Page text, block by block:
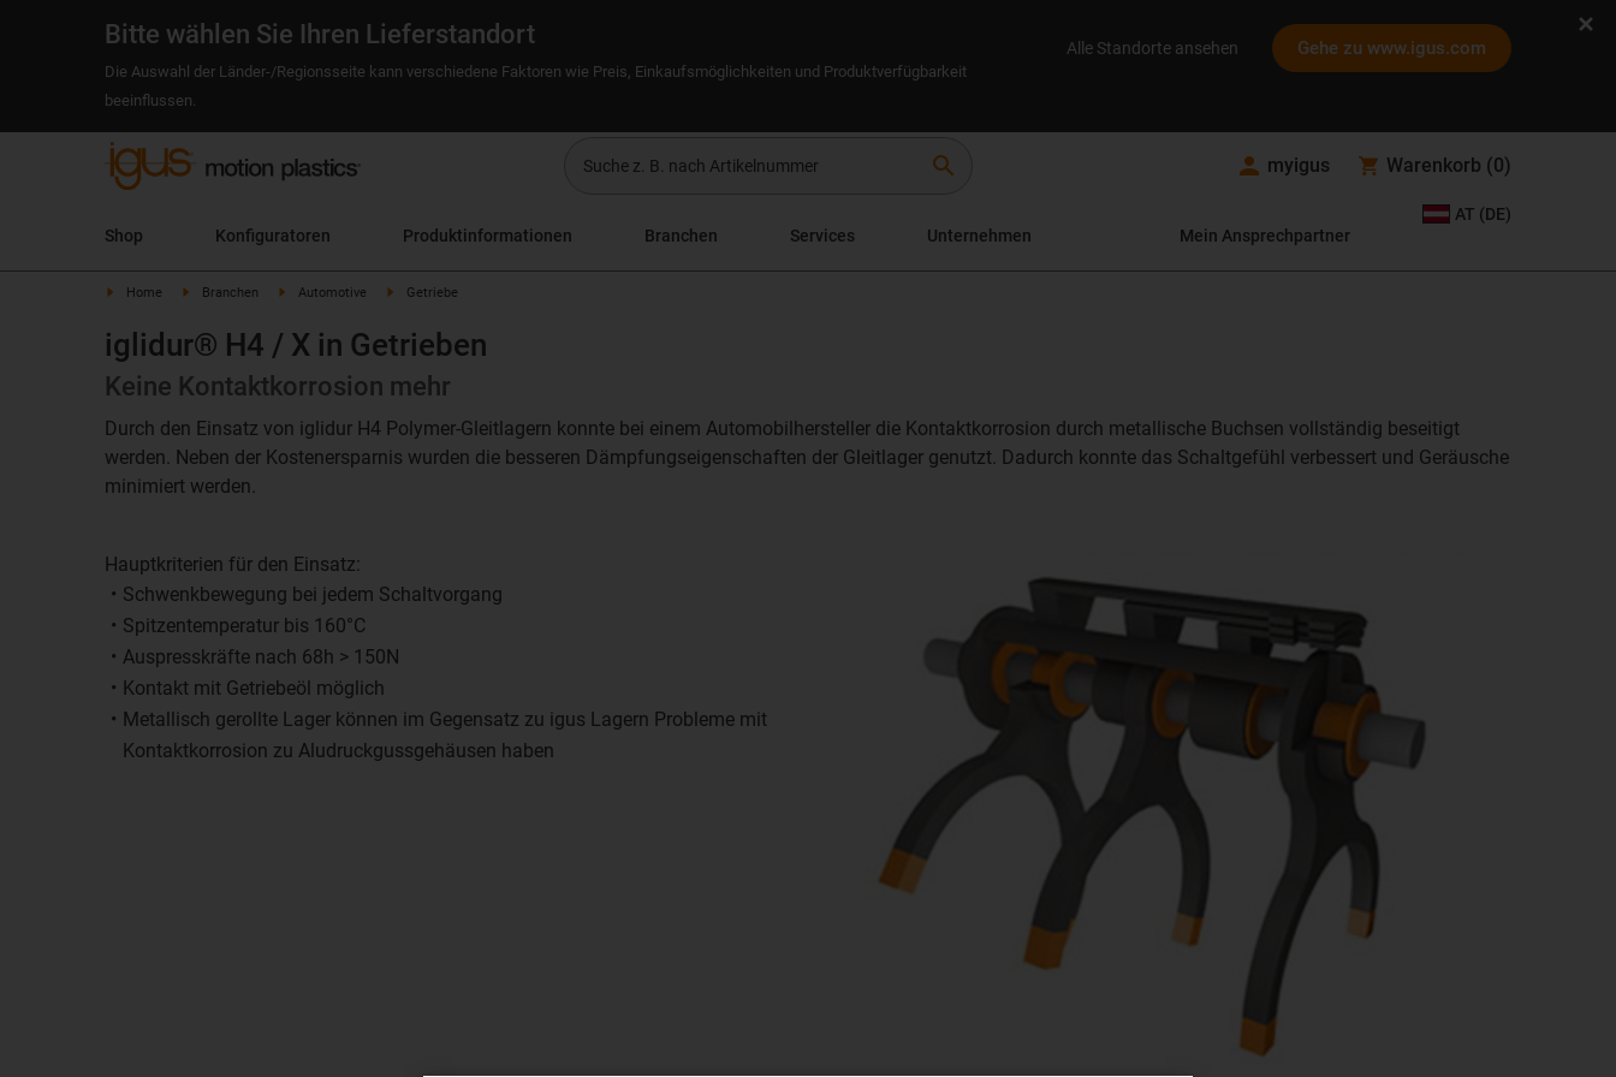
Bitte wählen Sie Ihren Lieferstandort
Die Auswahl der Länder-/Regionsseite kann verschiedene Faktoren wie Preis, Einkaufsmöglichkeiten und Produktverfügbarkeit
beeinflussen.
Alle Standorte ansehen Gehe zu www.igus.com
search myigus Warenkorb (0)
Shop Konfiguratoren Produktinformationen Branchen Services Unternehmen Mein Ansprechpartner
AT (DE)
Home Branchen Automotive Getriebe
iglidur® H4 / X in Getrieben
Keine Kontaktkorrosion mehr
Durch den Einsatz von iglidur H4 Polymer-Gleitlagern konnte bei einem Automobilhersteller die Kontaktkorrosion durch metallische Buchsen vollständig beseitigt
werden. Neben der Kostenersparnis wurden die besseren Dämpfungseigenschaften der Gleitlager genutzt. Dadurch konnte das Schaltgefühl verbessert und Geräusche
minimiert werden.
Hauptkriterien für den Einsatz:
Schwenkbewegung bei jedem Schaltvorgang
Spitzentemperatur bis 160°C
Auspresskräfte nach 68h > 150N
Kontakt mit Getriebeöl möglich
Metallisch gerollte Lager können im Gegensatz zu igus Lagern Probleme mit
Kontaktkorrosion zu Aludruckgussgehäusen haben